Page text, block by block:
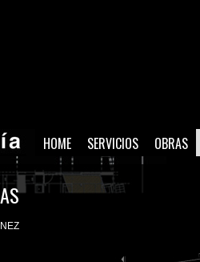
HOME SERVICIOS OBRAS